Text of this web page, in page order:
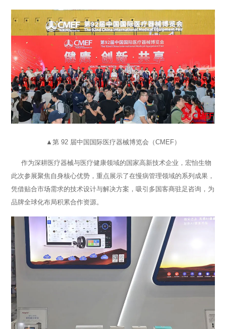
▲第 92 届中国国际医疗器械博览会（CMEF）
作为深耕医疗器械与医疗健康领域的国家高新技术企业，宏怡生物
此次参展聚焦自身核心优势，重点展示了在慢病管理领域的系列成果，
凭借贴合市场需求的技术设计与解决方案，吸引多国客商驻足咨询，为
品牌全球化布局积累合作资源。